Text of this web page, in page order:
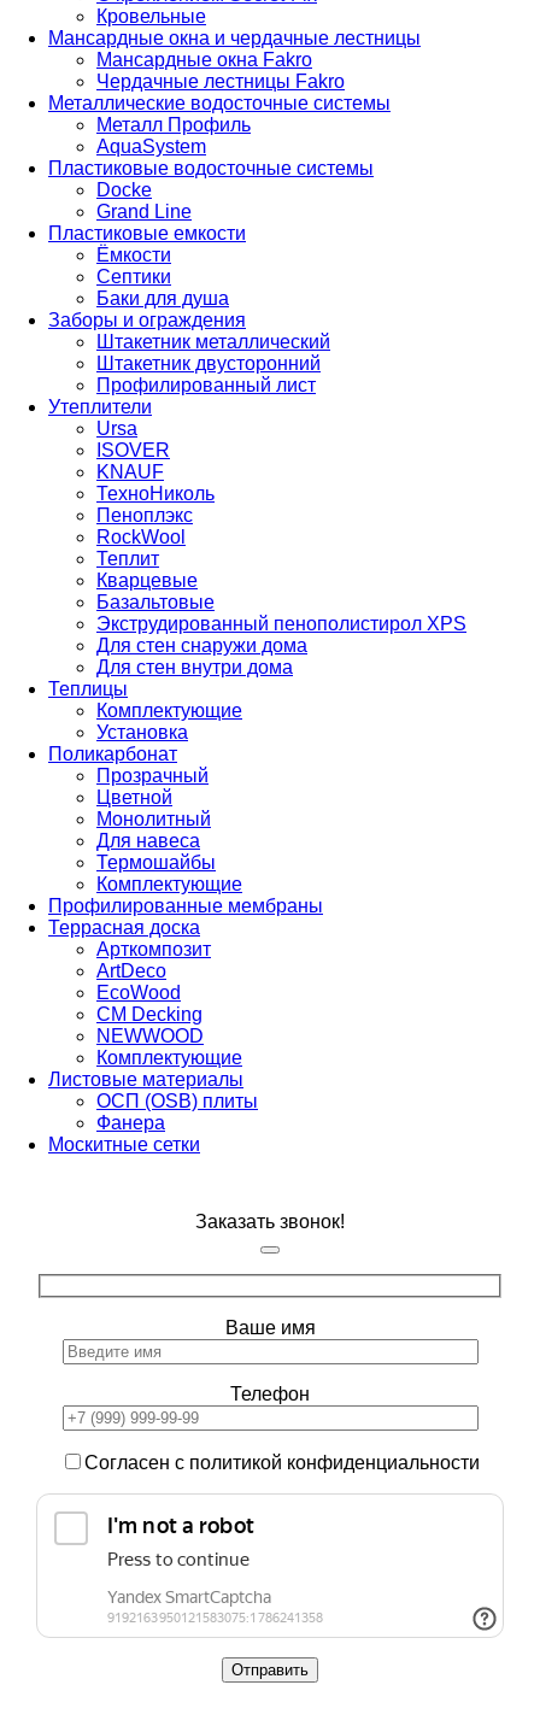
Кровельные
Мансардные окна и чердачные лестницы
Мансардные окна Fakro
Чердачные лестницы Fakro
Металлические водосточные системы
Металл Профиль
AquaSystem
Пластиковые водосточные системы
Docke
Grand Line
Пластиковые емкости
Ёмкости
Септики
Баки для душа
Заборы и ограждения
Штакетник металлический
Штакетник двусторонний
Профилированный лист
Утеплители
Ursa
ISOVER
KNAUF
ТехноНиколь
Пеноплэкс
RockWool
Теплит
Кварцевые
Базальтовые
Экструдированный пенополистирол XPS
Для стен снаружи дома
Для стен внутри дома
Теплицы
Комплектующие
Установка
Поликарбонат
Прозрачный
Цветной
Монолитный
Для навеса
Термошайбы
Комплектующие
Профилированные мембраны
Террасная доска
Арткомпозит
ArtDeco
EcoWood
CM Decking
NEWWOOD
Комплектующие
Листовые материалы
ОСП (OSB) плиты
Фанера
Москитные сетки
Заказать звонок!
Ваше имя
Телефон
Согласен с политикой конфиденциальности